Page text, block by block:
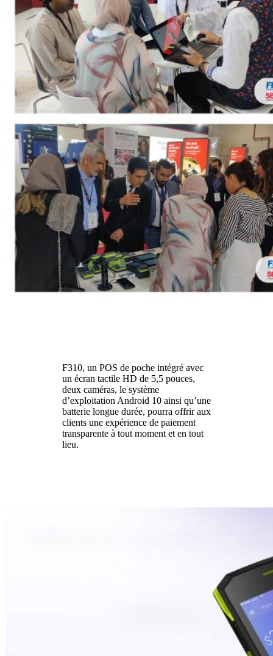
F310, un POS de poche intégré avec
un écran tactile HD de 5,5 pouces,
deux caméras, le système
d’exploitation Android 10 ainsi qu’une
batterie longue durée, pourra offrir aux
clients une expérience de paiement
transparente à tout moment et en tout
lieu.